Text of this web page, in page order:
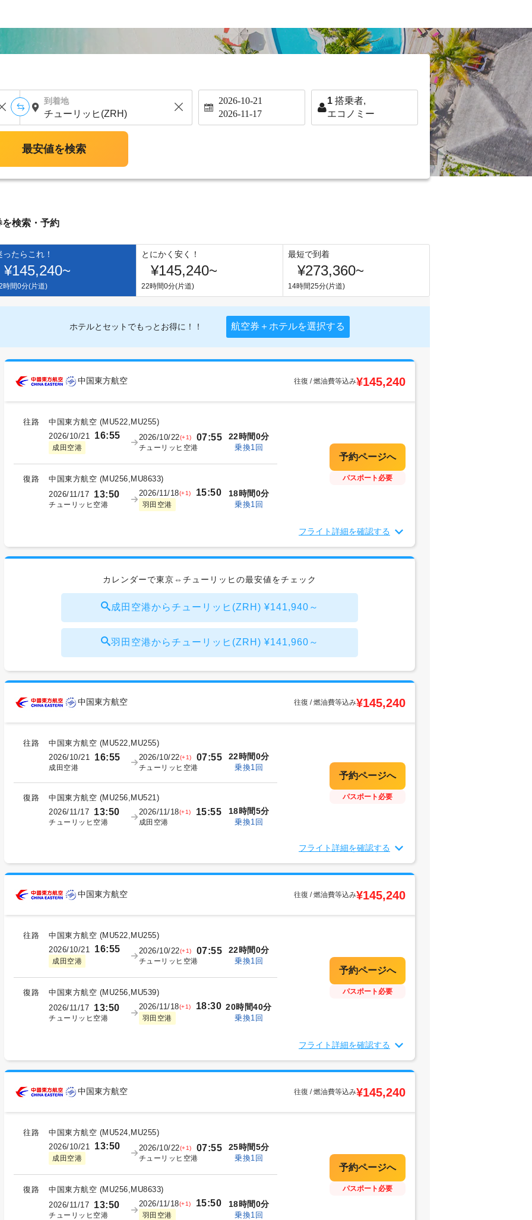
到着地 2026-10-21
2026-11-17
1 搭乗者,
エコノミー
最安値を検索
検索・予約
ったらこれ！
¥145,240~
時間0分(片道)
とにかく安く！
¥145,240~
22時間0分(片道)
最短で到着
¥273,360~
14時間25分(片道)
ホテルとセットでもっとお得に！！ 航空券＋ホテルを選択する
中国東方航空 往復 / 燃油費等込み¥145,240
往路 中国東方航空 (MU522,MU255)
2026/10/21
16:55
成田空港
2026/10/22(+1) 07:55
チューリッヒ空港
22時間0分
乗換1回
復路 中国東方航空 (MU256,MU8633)
2026/11/17 13:50
チューリッヒ空港
2026/11/18(+1) 15:50
羽田空港
18時間0分
乗換1回
パスポート必要
フライト詳細を確認する
カレンダーで東京⇔チューリッヒの最安値をチェック
成田空港からチューリッヒ(ZRH) ¥141,940～
羽田空港からチューリッヒ(ZRH) ¥141,960～
中国東方航空 往復 / 燃油費等込み¥145,240
往路 中国東方航空 (MU522,MU255)
2026/10/21 16:55
成田空港
2026/10/22(+1) 07:55
チューリッヒ空港
22時間0分
乗換1回
復路 中国東方航空 (MU256,MU521)
2026/11/17 13:50
チューリッヒ空港
2026/11/18(+1) 15:55
成田空港
18時間5分
乗換1回
パスポート必要
フライト詳細を確認する
中国東方航空 往復 / 燃油費等込み¥145,240
往路 中国東方航空 (MU522,MU255)
2026/10/21
16:55
成田空港
2026/10/22(+1) 07:55
チューリッヒ空港
22時間0分
乗換1回
復路 中国東方航空 (MU256,MU539)
2026/11/17 13:50
チューリッヒ空港
2026/11/18(+1) 18:30
羽田空港
20時間40分
乗換1回
パスポート必要
フライト詳細を確認する
中国東方航空 往復 / 燃油費等込み¥145,240
往路 中国東方航空 (MU524,MU255)
2026/10/21
13:50
成田空港
2026/10/22(+1) 07:55
チューリッヒ空港
25時間5分
乗換1回
復路 中国東方航空 (MU256,MU8633)
2026/11/17 13:50
チューリッヒ空港
2026/11/18(+1) 15:50
羽田空港
18時間0分
乗換1回
パスポート必要